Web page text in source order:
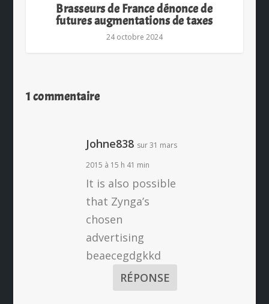
Brasseurs de France dénonce de
futures augmentations de taxes
24 octobre 2024
1 commentaire
Johne838 sur 31 mars
2015 à 15 h 41 min
It is also possible
that Zynga’s
chosen
advertising
beaecegdgkkd
RÉPONSE